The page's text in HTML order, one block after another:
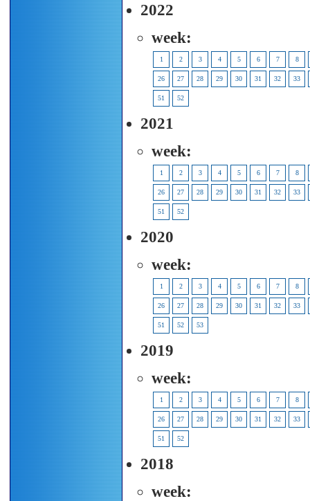
2022
week:
1 2 3 4 5 6 7 8
26 27 28 29 30 31 32 33
51 52
2021
week:
1 2 3 4 5 6 7 8
26 27 28 29 30 31 32 33
51 52
2020
week:
1 2 3 4 5 6 7 8
26 27 28 29 30 31 32 33
51 52 53
2019
week:
1 2 3 4 5 6 7 8
26 27 28 29 30 31 32 33
51 52
2018
week: